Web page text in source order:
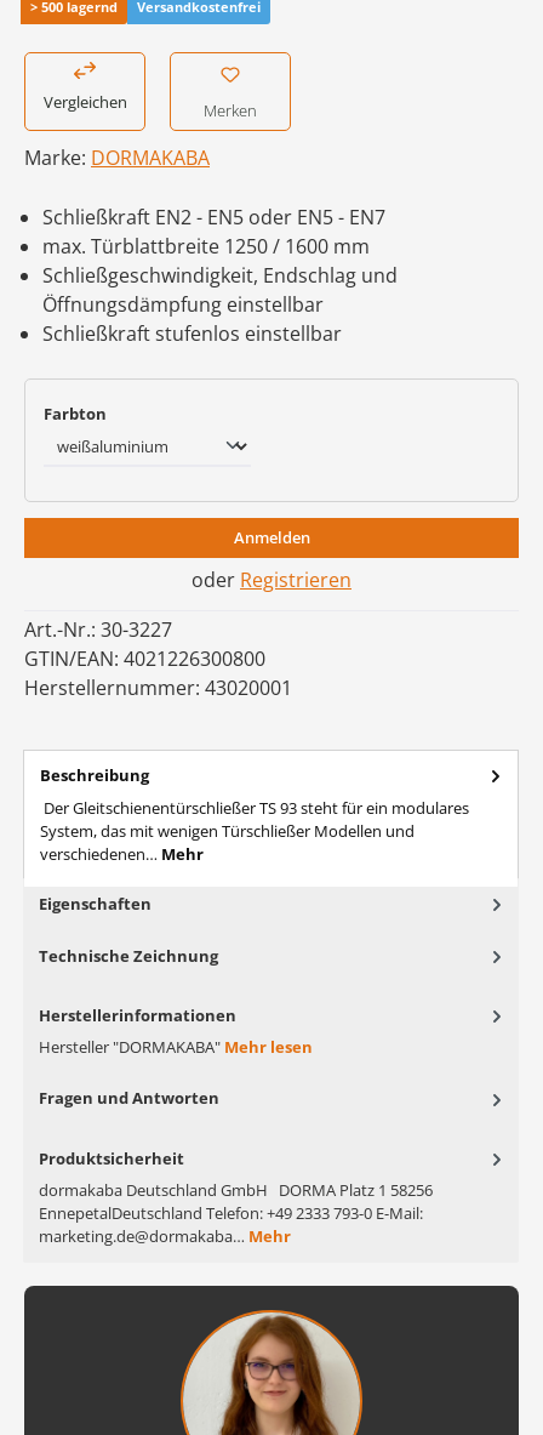
> 500 lagernd Versandkostenfrei
Vergleichen Merken
Marke: DORMAKABA
Schließkraft EN2 - EN5 oder EN5 - EN7
max. Türblattbreite 1250 / 1600 mm
Schließgeschwindigkeit, Endschlag und
Öffnungsdämpfung einstellbar
Schließkraft stufenlos einstellbar
Farbton
Anmelden
oder Registrieren
Art.-Nr.: 30-3227
GTIN/EAN: 4021226300800
Herstellernummer: 43020001
Beschreibung
Der Gleitschienentürschließer TS 93 steht für ein modulares
System, das mit wenigen Türschließer Modellen und
verschiedenen… Mehr
Eigenschaften
Technische Zeichnung
Herstellerinformationen
Hersteller "DORMAKABA" Mehr lesen
Fragen und Antworten
Produktsicherheit
dormakaba Deutschland GmbH DORMA Platz 1 58256
EnnepetalDeutschland Telefon: +49 2333 793-0 E-Mail:
marketing.de@dormakaba… Mehr